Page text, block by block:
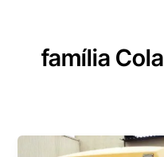
família Cola